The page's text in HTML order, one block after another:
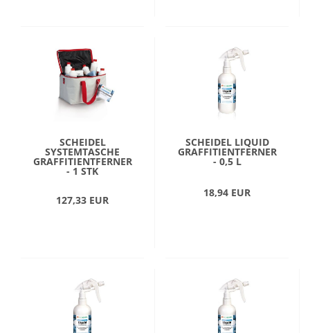
SCHEIDEL
SYSTEMTASCHE
GRAFFITIENTFERNER
- 1 STK
127,33 EUR
SCHEIDEL LIQUID
GRAFFITIENTFERNER
- 0,5 L
18,94 EUR